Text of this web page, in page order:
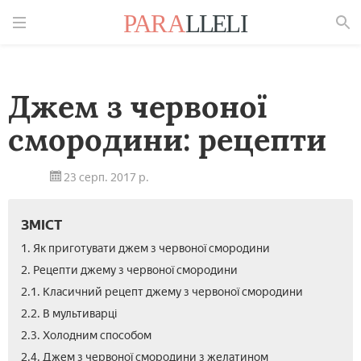
Джем з червоної
смородини: рецепти
23 серп. 2017 р.
ЗМІСТ
1. Як приготувати джем з червоної смородини
2. Рецепти джему з червоної смородини
2.1. Класичний рецепт джему з червоної смородини
2.2. В мультиварці
2.3. Холодним способом
2.4. Джем з червоної смородини з желатином